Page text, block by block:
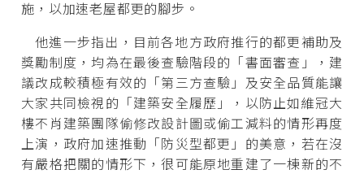
施，以加速老屋都更的腳步。
他進一步指出，目前各地方政府推行的都更補助及
獎勵制度，均為在最後查驗階段的「書面審查」，建
議改成較積極有效的「第三方查驗」及安全品質能讓
大家共同檢視的「建築安全履歷」，以防止如維冠大
樓不肖建築團隊偷修改設計圖或偷工減料的情形再度
上演，政府加速推動「防災型都更」的美意，若在沒
有嚴格把關的情形下，很可能原地重建了一棟新的不